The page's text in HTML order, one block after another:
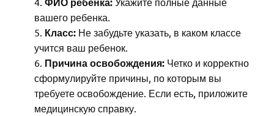
вашего ребенка.
Класс: Не забудьте указать, в каком классе
учится ваш ребенок.
Причина освобождения: Четко и корректно
сформулируйте причины, по которым вы
требуете освобождение. Если есть, приложите
медицинскую справку.